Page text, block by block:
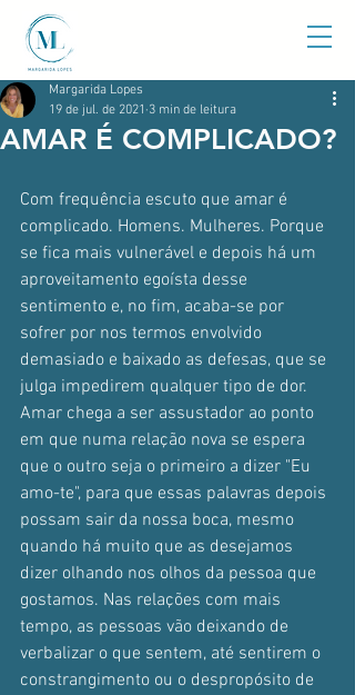
AMAR É COMPLICADO?
Margarida Lopes
19 de jul. de 2021 3 min de leitura
Com frequência escuto que amar é
complicado. Homens. Mulheres. Porque
se fica mais vulnerável e depois há um
aproveitamento egoísta desse
sentimento e, no fim, acaba-se por
sofrer por nos termos envolvido
demasiado e baixado as defesas, que se
julga impedirem qualquer tipo de dor.
Amar chega a ser assustador ao ponto
em que numa relação nova se espera
que o outro seja o primeiro a dizer "Eu
amo-te", para que essas palavras depois
possam sair da nossa boca, mesmo
quando há muito que as desejamos
dizer olhando nos olhos da pessoa que
gostamos. Nas relações com mais
tempo, as pessoas vão deixando de
verbalizar o que sentem, até sentirem o
constrangimento ou o despropósito de